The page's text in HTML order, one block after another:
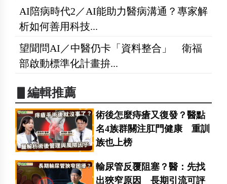
AI陪病時代2／AI能助力醫病溝通？專家解
析如何善用科技...
望聞問AI／中醫仍卡「資料整合」 衛福
部啟動標準化計畫拚...
▋編輯推薦
術後怎麼痔瘡又復發？醫點
名4族群關注肛門健康 重訓
族也上榜
輸尿管反覆阻塞？醫：先找
出狹窄原因 長期引流可評